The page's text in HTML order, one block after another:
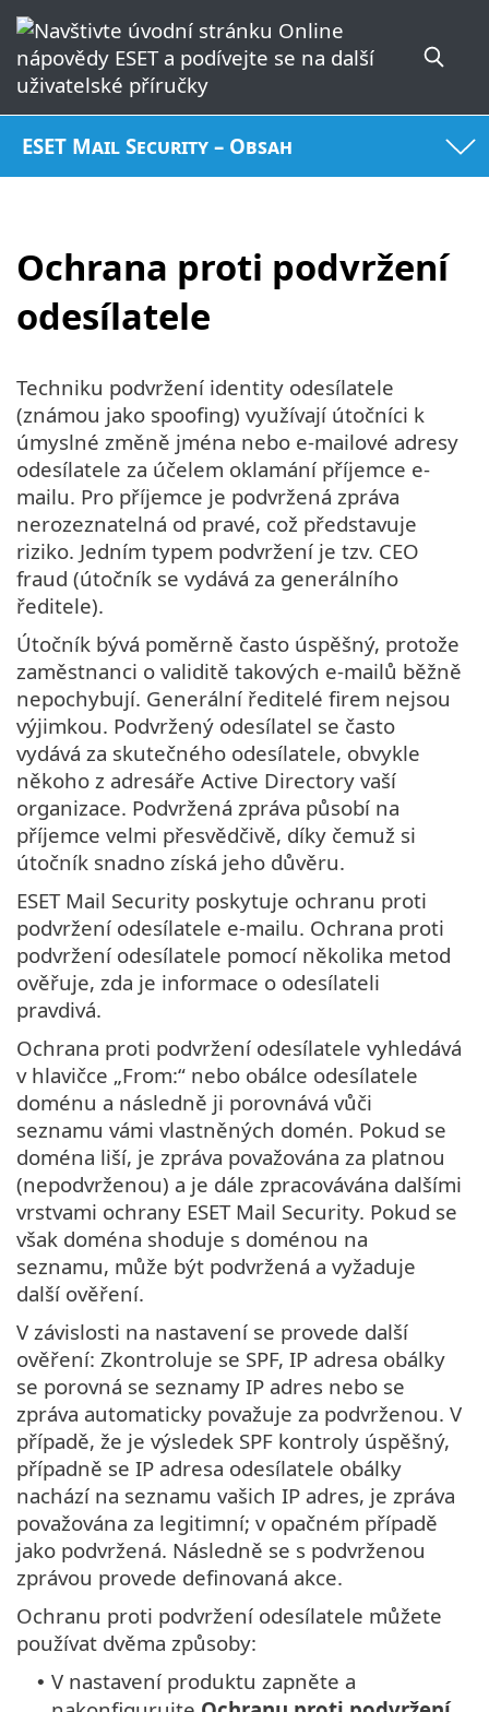
ESET Mail Security – Obsah
Ochrana proti podvržení
odesílatele
Techniku podvržení identity odesílatele
(známou jako spoofing) využívají útočníci k
úmyslné změně jména nebo e-mailové adresy
odesílatele za účelem oklamání příjemce e-
mailu. Pro příjemce je podvržená zpráva
nerozeznatelná od pravé, což představuje
riziko. Jedním typem podvržení je tzv. CEO
fraud (útočník se vydává za generálního
ředitele).
Útočník bývá poměrně často úspěšný, protože
zaměstnanci o validitě takových e-mailů běžně
nepochybují. Generální ředitelé firem nejsou
výjimkou. Podvržený odesílatel se často
vydává za skutečného odesílatele, obvykle
někoho z adresáře Active Directory vaší
organizace. Podvržená zpráva působí na
příjemce velmi přesvědčivě, díky čemuž si
útočník snadno získá jeho důvěru.
ESET Mail Security poskytuje ochranu proti
podvržení odesílatele e-mailu. Ochrana proti
podvržení odesílatele pomocí několika metod
ověřuje, zda je informace o odesílateli
pravdivá.
Ochrana proti podvržení odesílatele vyhledává
v hlavičce „From:“ nebo obálce odesílatele
doménu a následně ji porovnává vůči
seznamu vámi vlastněných domén. Pokud se
doména liší, je zpráva považována za platnou
(nepodvrženou) a je dále zpracovávána dalšími
vrstvami ochrany ESET Mail Security. Pokud se
však doména shoduje s doménou na
seznamu, může být podvržená a vyžaduje
další ověření.
V závislosti na nastavení se provede další
ověření: Zkontroluje se SPF, IP adresa obálky
se porovná se seznamy IP adres nebo se
zpráva automaticky považuje za podvrženou. V
případě, že je výsledek SPF kontroly úspěšný,
případně se IP adresa odesílatele obálky
nachází na seznamu vašich IP adres, je zpráva
považována za legitimní; v opačném případě
jako podvržená. Následně se s podvrženou
zprávou provede definovaná akce.
Ochranu proti podvržení odesílatele můžete
používat dvěma způsoby:
• V nastavení produktu zapněte a